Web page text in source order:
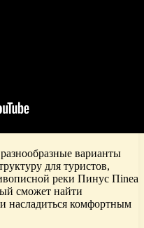
варианты
для туристов,
реки Пинус Пinea
сможет найти
насладиться комфортным